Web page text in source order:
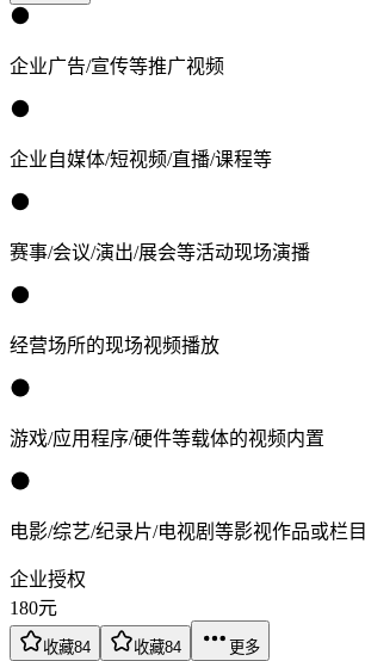
企业广告/宣传等推广视频
企业自媒体/短视频/直播/课程等
赛事/会议/演出/展会等活动现场演播
经营场所的现场视频播放
游戏/应用程序/硬件等载体的视频内置
电影/综艺/纪录片/电视剧等影视作品或栏目
企业授权
180元
收藏84 收藏84 更多